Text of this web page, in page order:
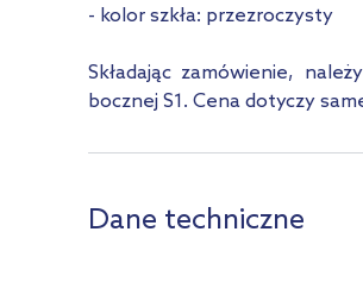
- kolor szkła: przezroczysty
Składając zamówienie,
bocznej S1. Cena dotyczy
Dane techniczne